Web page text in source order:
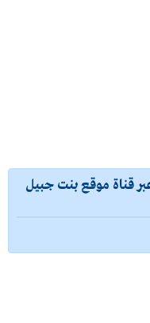
قناة موقع بنت جبيل